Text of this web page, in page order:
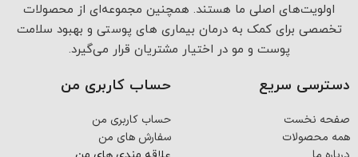
اولویت‌های اصلی ما هستند. همچنین مجموعه‌ای از محصولات
تخصصی برای کمک به درمان بیماری های پوستی و بهبود سلامت
پوست و مو در اختیار مشتریان قرار می‌گیرد.
دسترسی سریع
صفحه نخست
همه محصولات
حساب کاربری من
حساب کاربری من
سفارش های من